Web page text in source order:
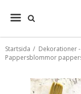
Startsida / Dekorationer -
Pappersblommor